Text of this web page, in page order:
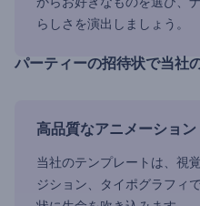
らしさを演出しましょう。
パーティーの招待状で当社
高品質なアニメーション
当社のテンプレートは、視
ジション、タイポグラフィ